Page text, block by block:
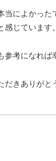
当によかった
感じています。
参考になれば
だきありがと